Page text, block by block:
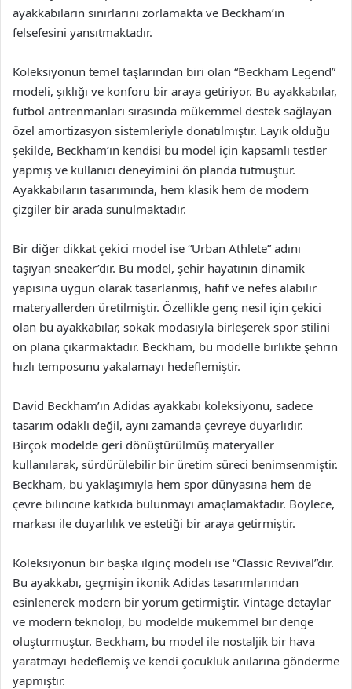
ayakkabıların sınırlarını zorlamakta ve Beckham’ın
felsefesini yansıtmaktadır.
Koleksiyonun temel taşlarından biri olan “Beckham Legend”
modeli, şıklığı ve konforu bir araya getiriyor. Bu ayakkabılar,
futbol antrenmanları sırasında mükemmel destek sağlayan
özel amortizasyon sistemleriyle donatılmıştır. Layık olduğu
şekilde, Beckham’ın kendisi bu model için kapsamlı testler
yapmış ve kullanıcı deneyimini ön planda tutmuştur.
Ayakkabıların tasarımında, hem klasik hem de modern
çizgiler bir arada sunulmaktadır.
Bir diğer dikkat çekici model ise “Urban Athlete” adını
taşıyan sneaker’dır. Bu model, şehir hayatının dinamik
yapısına uygun olarak tasarlanmış, hafif ve nefes alabilir
materyallerden üretilmiştir. Özellikle genç nesil için çekici
olan bu ayakkabılar, sokak modasıyla birleşerek spor stilini
ön plana çıkarmaktadır. Beckham, bu modelle birlikte şehrin
hızlı temposunu yakalamayı hedeflemiştir.
David Beckham’ın Adidas ayakkabı koleksiyonu, sadece
tasarım odaklı değil, aynı zamanda çevreye duyarlıdır.
Birçok modelde geri dönüştürülmüş materyaller
kullanılarak, sürdürülebilir bir üretim süreci benimsenmiştir.
Beckham, bu yaklaşımıyla hem spor dünyasına hem de
çevre bilincine katkıda bulunmayı amaçlamaktadır. Böylece,
markası ile duyarlılık ve estetiği bir araya getirmiştir.
Koleksiyonun bir başka ilginç modeli ise “Classic Revival”dır.
Bu ayakkabı, geçmişin ikonik Adidas tasarımlarından
esinlenerek modern bir yorum getirmiştir. Vintage detaylar
ve modern teknoloji, bu modelde mükemmel bir denge
oluşturmuştur. Beckham, bu model ile nostaljik bir hava
yaratmayı hedeflemiş ve kendi çocukluk anılarına gönderme
yapmıştır.